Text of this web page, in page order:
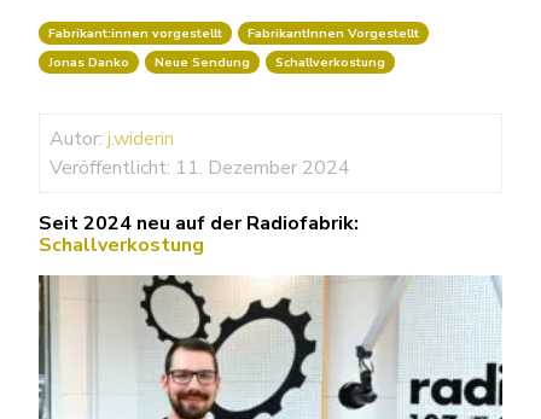
Fabrikant:innen vorgestellt
FabrikantInnen Vorgestellt
Jonas Danko
Neue Sendung Schallverkostung
Autor: j.widerin
Veröffentlicht: 11. Dezember 2024
Seit 2024 neu auf der Radiofabrik:
Schallverkostung